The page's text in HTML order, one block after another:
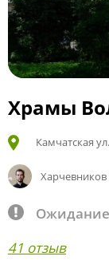
Храмы
Камчатская
Харчевников
41 отзыв